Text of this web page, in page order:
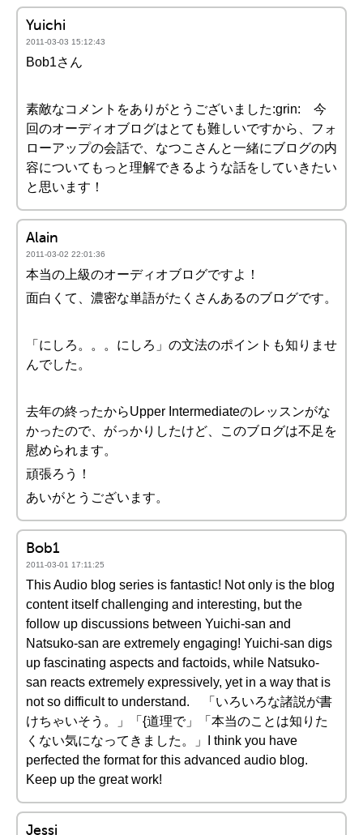
Yuichi
2011-03-03 15:12:43
Bob1さん
素敵なコメントをありがとうございました:grin: 今
回のオーディオブログはとても難しいですから、フォ
ローアップの会話で、なつこさんと一緒にブログの内
容についてもっと理解できるような話をしていきたい
と思います！
Alain
2011-03-02 22:01:36
本当の上級のオーディオブログですよ！
面白くて、濃密な単語がたくさんあるのブログです。
「にしろ。。。にしろ」の文法のポイントも知りませ
んでした。
去年の終ったからUpper Intermediateのレッスンがな
かったので、がっかりしたけど、このブログは不足を
慰められます。
頑張ろう！
あいがとうございます。
Bob1
2011-03-01 17:11:25
This Audio blog series is fantastic! Not only is the blog
content itself challenging and interesting, but the
follow up discussions between Yuichi-san and
Natsuko-san are extremely engaging! Yuichi-san digs
up fascinating aspects and factoids, while Natsuko-
san reacts extremely expressively, yet in a way that is
not so difficult to understand. 「いろいろな諸説が書
けちゃいそう。」「{道理で」「本当のことは知りた
くない気になってきました。」I think you have
perfected the format for this advanced audio blog.
Keep up the great work!
Jessi